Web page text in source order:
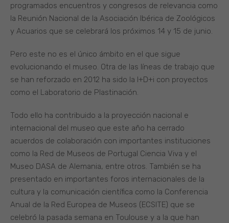
programados encuentros y congresos de relevancia como
la Reunión Nacional de la Asociación Ibérica de Zoológicos
y Acuarios que se celebrará los próximos 14 y 15 de junio.
Pero este no es el único ámbito en el que sigue
evolucionando el museo. Otra de las líneas de trabajo que
se han reforzado en 2012 ha sido la I+D+i con proyectos
como el Laboratorio de Plastinación.
Todo ello ha contribuido a la proyección nacional e
internacional del museo que este año ha cerrado
acuerdos de colaboración con importantes instituciones
como la Red de Museos de Portugal Ciencia Viva y el
Museo DASA de Alemania, entre otros. También se ha
presentado en importantes foros internacionales de la
cultura y la comunicación científica como la Conferencia
Anual de la Red Europea de Museos (ECSITE) que se
celebró la pasada semana en Toulouse y a la que han